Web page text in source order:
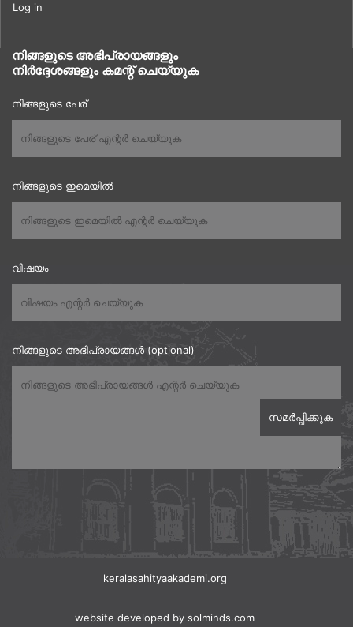
Log in
നിങ്ങളുടെ അഭിപ്രായങ്ങളും
നിർദ്ദേശങ്ങളും കമന്റ് ചെയ്യുക
നിങ്ങളുടെ പേര്
നിങ്ങളുടെ ഇമെയിൽ
വിഷയം
നിങ്ങളുടെ അഭിപ്രായങ്ങൾ (optional)
keralasahityaakademi.org
website developed by solminds.com